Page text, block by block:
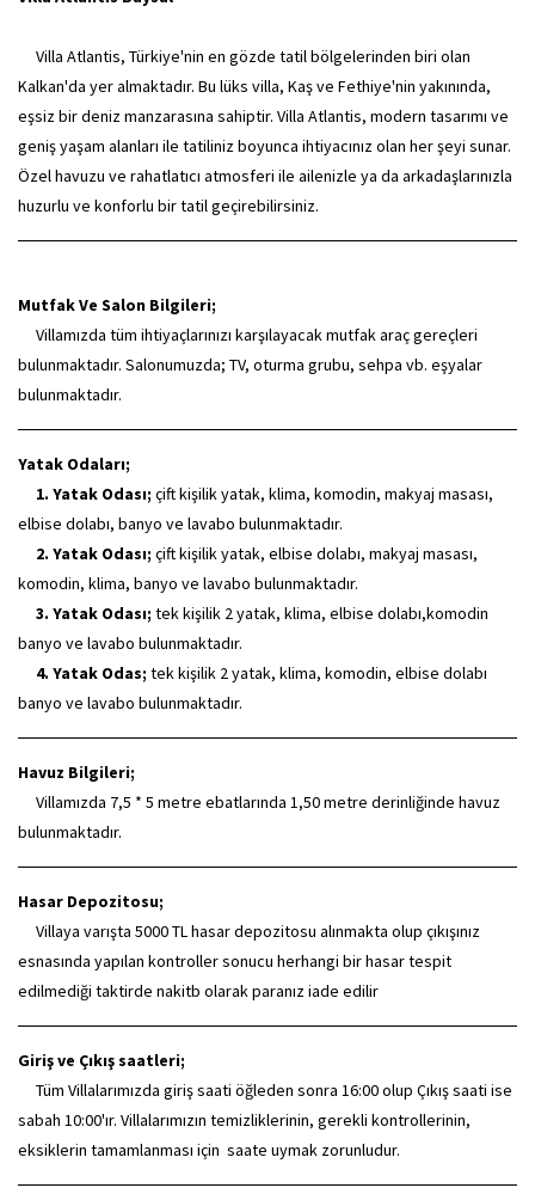
Villa Atlantis, Türkiye'nin en gözde tatil bölgelerinden biri olan
Kalkan'da yer almaktadır. Bu lüks villa, Kaş ve Fethiye'nin yakınında,
eşsiz bir deniz manzarasına sahiptir. Villa Atlantis, modern tasarımı ve
geniş yaşam alanları ile tatiliniz boyunca ihtiyacınız olan her şeyi sunar.
Özel havuzu ve rahatlatıcı atmosferi ile ailenizle ya da arkadaşlarınızla
huzurlu ve konforlu bir tatil geçirebilirsiniz.
Mutfak Ve Salon Bilgileri;
Villamızda tüm ihtiyaçlarınızı karşılayacak mutfak araç gereçleri
bulunmaktadır. Salonumuzda; TV, oturma grubu, sehpa vb. eşyalar
bulunmaktadır.
Yatak Odaları;
1. Yatak Odası; çift kişilik yatak, klima, komodin, makyaj masası,
elbise dolabı, banyo ve lavabo bulunmaktadır.
2. Yatak Odası; çift kişilik yatak, elbise dolabı, makyaj masası,
komodin, klima, banyo ve lavabo bulunmaktadır.
3. Yatak Odası; tek kişilik 2 yatak, klima, elbise dolabı,komodin
banyo ve lavabo bulunmaktadır.
4. Yatak Odas; tek kişilik 2 yatak, klima, komodin, elbise dolabı
banyo ve lavabo bulunmaktadır.
Havuz Bilgileri;
Villamızda 7,5 * 5 metre ebatlarında 1,50 metre derinliğinde havuz
bulunmaktadır.
Hasar Depozitosu;
Villaya varışta 5000 TL hasar depozitosu alınmakta olup çıkışınız
esnasında yapılan kontroller sonucu herhangi bir hasar tespit
edilmediği taktirde nakitb olarak paranız iade edilir
Giriş ve Çıkış saatleri;
Tüm Villalarımızda giriş saati öğleden sonra 16:00 olup Çıkış saati ise
sabah 10:00'ır. Villalarımızın temizliklerinin, gerekli kontrollerinin,
eksiklerin tamamlanması için saate uymak zorunludur.